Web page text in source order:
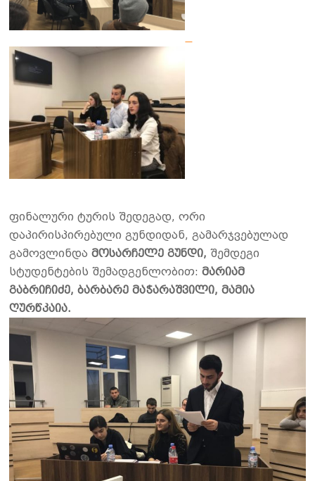
ფინალური ტურის შედეგად, ორი
დაპირისპირებული გუნდიდან, გამარჯვებულად
გამოვლინდამოსარჩელე გუნდი, შემდეგი
სტუდენტების შემადგენლობით:მარიამ
გაბრიჩიძე, ბარბარე მაჭარაშვილი, მამია
ღურწკაია.